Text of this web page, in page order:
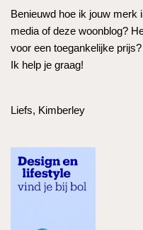
Benieuwd hoe ik jouw merk
media of deze woonblog?
voor een toegankelijke
Ik help je graag!
Liefs, Kimberley